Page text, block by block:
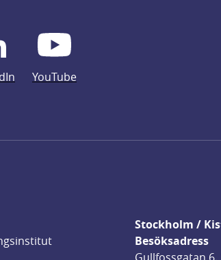
YouTube
Stockholm /
Besöksadress